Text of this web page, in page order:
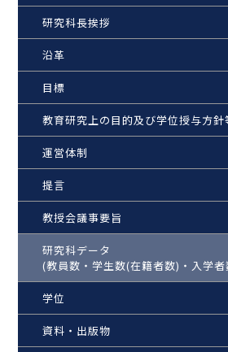
研究科長挨拶
沿革
目標
教育研究上の目的及び学位授与方針
運営体制
提言
教授会議事要旨
研究科データ
(教員数・学生数(在籍者数)・入学
学位
資料・出版物